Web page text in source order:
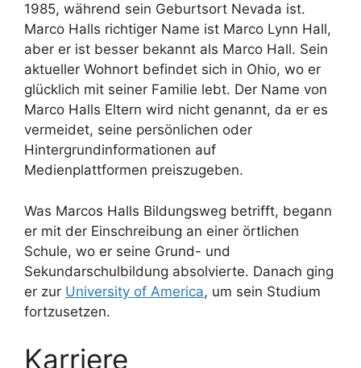
1985, während sein Geburtsort Nevada ist.
Marco Halls richtiger Name ist Marco Lynn Hall,
aber er ist besser bekannt als Marco Hall. Sein
aktueller Wohnort befindet sich in Ohio, wo er
glücklich mit seiner Familie lebt. Der Name von
Marco Halls Eltern wird nicht genannt, da er es
vermeidet, seine persönlichen oder
Hintergrundinformationen auf
Medienplattformen preiszugeben.
Was Marcos Halls Bildungsweg betrifft, begann
er mit der Einschreibung an einer örtlichen
Schule, wo er seine Grund- und
Sekundarschulbildung absolvierte. Danach ging
er zur University of America, um sein Studium
fortzusetzen.
Karriere